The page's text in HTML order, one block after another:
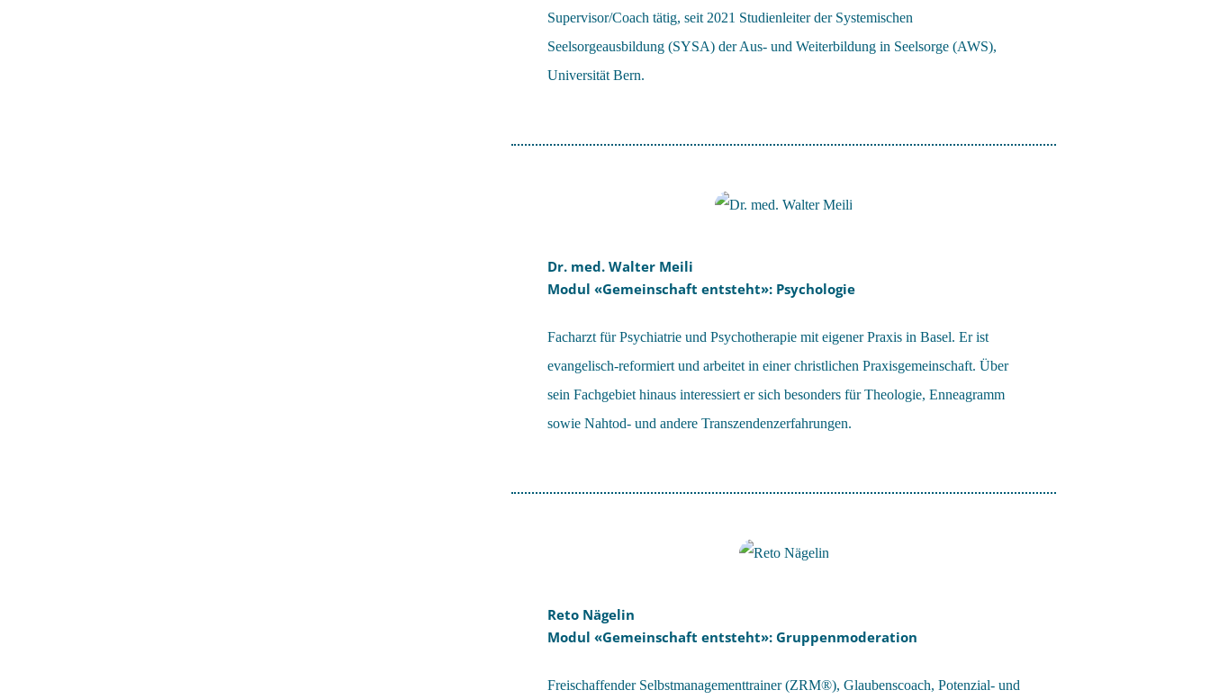
Supervisor/Coach tätig, seit 2021 Studienleiter der Systemischen
Seelsorgeausbildung (SYSA) der Aus- und Weiterbildung in Seelsorge (AWS),
Universität Bern.
Dr. med. Walter Meili
Modul «Gemeinschaft entsteht»: Psychologie
Facharzt für Psychiatrie und Psychotherapie mit eigener Praxis in Basel. Er ist
evangelisch-reformiert und arbeitet in einer christlichen Praxisgemeinschaft. Über
sein Fachgebiet hinaus interessiert er sich besonders für Theologie, Enneagramm
sowie Nahtod- und andere Transzendenzerfahrungen.
Reto Nägelin
Modul «Gemeinschaft entsteht»: Gruppenmoderation
Freischaffender Selbstmanagementtrainer (ZRM®), Glaubenscoach, Potenzial- und